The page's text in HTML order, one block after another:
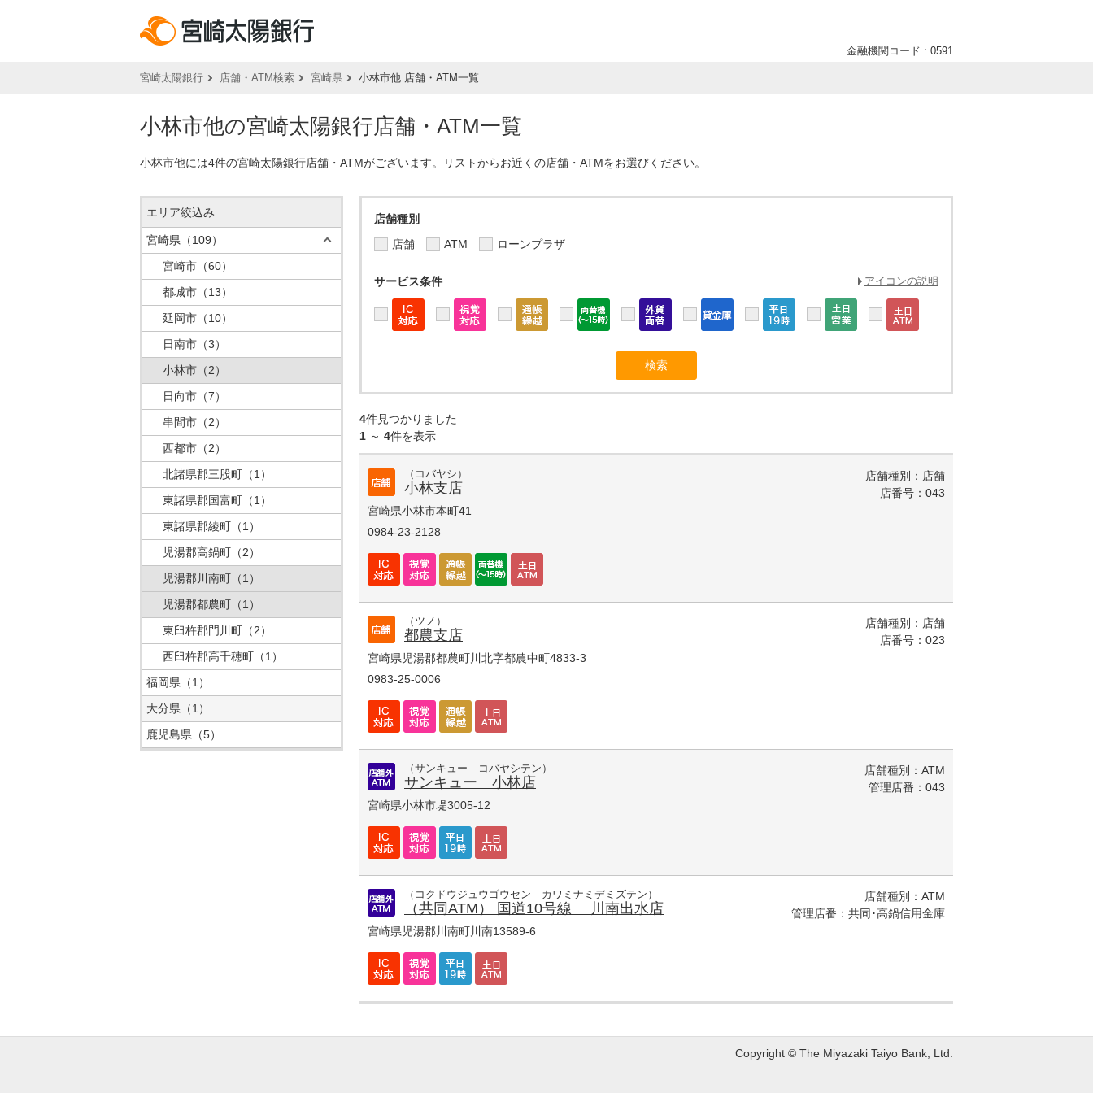
金融機関コード : 0591
宮崎太陽銀行 店舗・ATM検索 宮崎県 小林市他 店舗・ATM一覧
小林市他の宮崎太陽銀行店舗・ATM一覧
小林市他には4件の宮崎太陽銀行店舗・ATMがございます。リストからお近くの店舗・ATMをお選びください。
店舗種別
店舗
ATM ローンプラザ
サービス条件 アイコンの説明
4件見つかりました
1 ～ 4件を表示
（コバヤシ）
小林支店
宮崎県小林市本町41
0984-23-2128
店舗種別：店舗
店番号：043
（ツノ）
都農支店
宮崎県児湯郡都農町川北字都農中町4833-3
0983-25-0006
店舗種別：店舗
店番号：023
（サンキュー コバヤシテン）
サンキュー 小林店
宮崎県小林市堤3005-12
店舗種別：ATM
管理店番：043
（コクドウジュウゴウセン カワミナミデミズテン）
（共同ATM） 国道10号線 川南出水店
宮崎県児湯郡川南町川南13589-6
店舗種別：ATM
管理店番：共同･高鍋信用金庫
エリア絞込み
宮崎県 （109）
宮崎市 （60）
都城市 （13）
延岡市 （10）
日南市 （3）
小林市 （2）
日向市 （7）
串間市 （2）
西都市 （2）
北諸県郡三股町 （1）
東諸県郡国富町 （1）
東諸県郡綾町 （1）
児湯郡高鍋町 （2）
児湯郡川南町 （1）
児湯郡都農町 （1）
東臼杵郡門川町 （2）
西臼杵郡高千穂町 （1）
福岡県 （1）
大分県 （1）
鹿児島県 （5）
Copyright © The Miyazaki Taiyo Bank, Ltd.